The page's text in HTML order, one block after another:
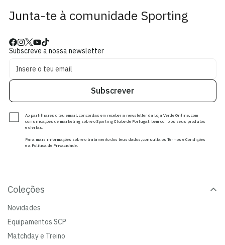
Junta-te à comunidade Sporting
Subscreve a nossa newsletter
Subscrever
Ao partilhares o teu email, concordas em receber a newsletter da Loja Verde Online, com
comunicações de marketing sobre o Sporting Clube de Portugal, bem como os seus produtos
e ofertas.
Para mais informações sobre o tratamento dos teus dados, consulta os Termos e Condições
e a Política de Privacidade.
Coleções
Novidades
Equipamentos SCP
Matchday e Treino